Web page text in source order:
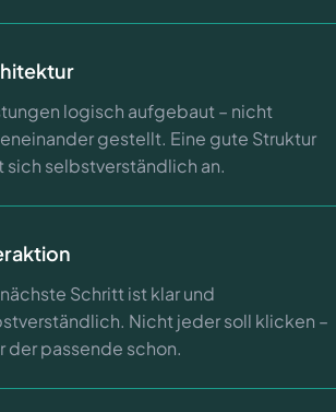
logisch aufgebaut – nicht
gestellt. Eine gute Struktur
sich selbstverständlich an.
Schritt ist klar und
Nicht jeder soll klicken –
der passende schon.